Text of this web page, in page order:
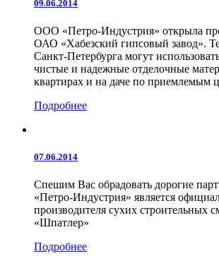
09.06.2014
ООО «Петро-Индустрия» открыла
ОАО «Хабезский гипсовый завод».
Санкт-Петербурга могут
чистые и надежные отделочные
квартирах и на даче по приемлемым
Подробнее
07.06.2014
Спешим Вас обрадовать дорогие
«Петро-Индустрия» является
производителя сухих строительных
«Шпатлер»
Подробнее